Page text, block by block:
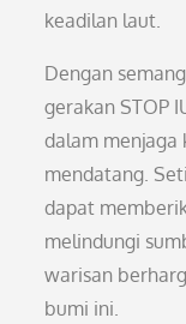
keadilan laut.
Dengan
gerakan STOP
dalam menjaga
mendatang.
dapat
melindungi
warisan
bumi ini.